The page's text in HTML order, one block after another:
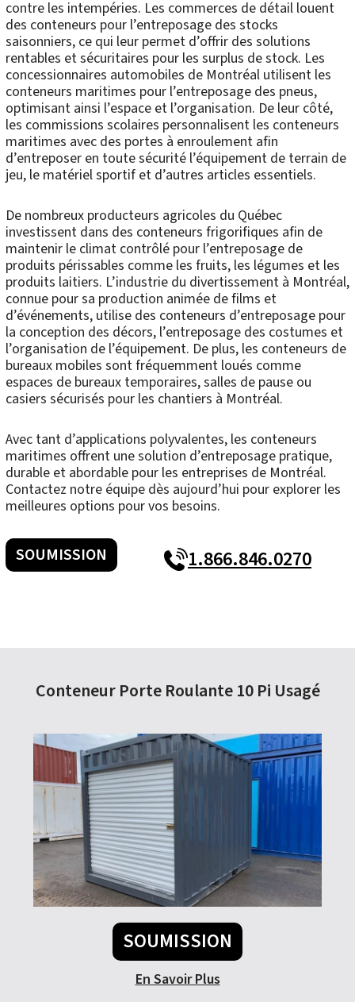
contre les intempéries. Les commerces de détail louent
des conteneurs pour l’entreposage des stocks
saisonniers, ce qui leur permet d’offrir des solutions
rentables et sécuritaires pour les surplus de stock. Les
concessionnaires automobiles de Montréal utilisent les
conteneurs maritimes pour l’entreposage des pneus,
optimisant ainsi l’espace et l’organisation. De leur côté,
les commissions scolaires personnalisent les conteneurs
maritimes avec des portes à enroulement afin
d’entreposer en toute sécurité l’équipement de terrain de
jeu, le matériel sportif et d’autres articles essentiels.
De nombreux producteurs agricoles du Québec
investissent dans des conteneurs frigorifiques afin de
maintenir le climat contrôlé pour l’entreposage de
produits périssables comme les fruits, les légumes et les
produits laitiers. L’industrie du divertissement à Montréal,
connue pour sa production animée de films et
d’événements, utilise des conteneurs d’entreposage pour
la conception des décors, l’entreposage des costumes et
l’organisation de l’équipement. De plus, les conteneurs de
bureaux mobiles sont fréquemment loués comme
espaces de bureaux temporaires, salles de pause ou
casiers sécurisés pour les chantiers à Montréal.
Avec tant d’applications polyvalentes, les conteneurs
maritimes offrent une solution d’entreposage pratique,
durable et abordable pour les entreprises de Montréal.
Contactez notre équipe dès aujourd’hui pour explorer les
meilleures options pour vos besoins.
SOUMISSION 1.866.846.0270
Conteneur Porte Roulante 10 Pi Usagé
SOUMISSION
En Savoir Plus